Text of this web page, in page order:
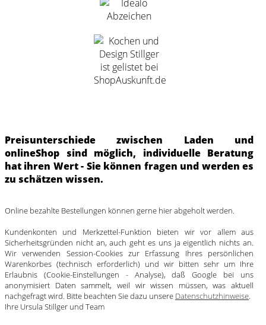
Preisunterschiede zwischen Laden und
onlineShop sind möglich, individuelle Beratung
hat ihren Wert - Sie können fragen und werden es
zu schätzen wissen.
Online bezahlte Bestellungen können gerne hier abgeholt werden.
Kundenkonten und Merkzettel-Funktion bieten wir vor allem aus
Sicherheitsgründen nicht an, auch geht es uns ja eigentlich nichts an.
Wir verwenden Session-Cookies zur Erfassung Ihres persönlichen
Warenkorbes (technisch erforderlich) und wir bitten sehr um Ihre
Erlaubnis (Cookie-Einstellungen - Analyse), daß Google bei uns
anonymisiert Daten sammelt, weil wir wissen müssen, was aktuell
nachgefragt wird. Bitte beachten Sie dazu unsere Datenschutzhinweise.
Ihre Ursula Stillger und Team